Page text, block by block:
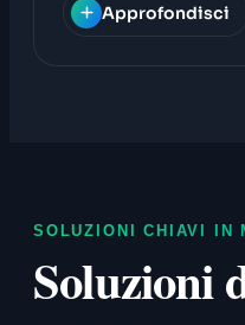
Approfondisci
SOLUZIONI CHIAVI IN
Soluzioni